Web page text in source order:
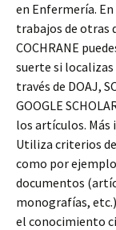
en Enfermería. En
trabajos de otras
COCHRANE
suerte si
través de DOAJ,
GOOGLE
los artículos.
Utiliza criterios
como por
documentos
monografías,
el conocimiento